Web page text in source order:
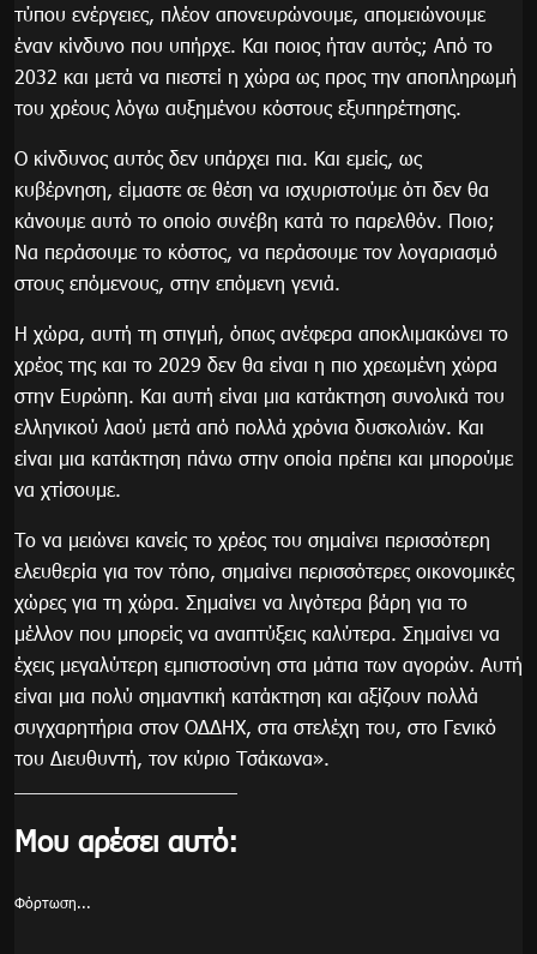
τύπου ενέργειες, πλέον απονευρώνουμε, απομειώνουμε
έναν κίνδυνο που υπήρχε. Και ποιος ήταν αυτός; Από το
2032 και μετά να πιεστεί η χώρα ως προς την αποπληρωμή
του χρέους λόγω αυξημένου κόστους εξυπηρέτησης.
Ο κίνδυνος αυτός δεν υπάρχει πια. Και εμείς, ως
κυβέρνηση, είμαστε σε θέση να ισχυριστούμε ότι δεν θα
κάνουμε αυτό το οποίο συνέβη κατά το παρελθόν. Ποιο;
Να περάσουμε το κόστος, να περάσουμε τον λογαριασμό
στους επόμενους, στην επόμενη γενιά.
Η χώρα, αυτή τη στιγμή, όπως ανέφερα αποκλιμακώνει το
χρέος της και το 2029 δεν θα είναι η πιο χρεωμένη χώρα
στην Ευρώπη. Και αυτή είναι μια κατάκτηση συνολικά του
ελληνικού λαού μετά από πολλά χρόνια δυσκολιών. Και
είναι μια κατάκτηση πάνω στην οποία πρέπει και μπορούμε
να χτίσουμε.
Το να μειώνει κανείς το χρέος του σημαίνει περισσότερη
ελευθερία για τον τόπο, σημαίνει περισσότερες οικονομικές
χώρες για τη χώρα. Σημαίνει να λιγότερα βάρη για το
μέλλον που μπορείς να αναπτύξεις καλύτερα. Σημαίνει να
έχεις μεγαλύτερη εμπιστοσύνη στα μάτια των αγορών. Αυτή
είναι μια πολύ σημαντική κατάκτηση και αξίζουν πολλά
συγχαρητήρια στον ΟΔΔΗΧ, στα στελέχη του, στο Γενικό
του Διευθυντή, τον κύριο Τσάκωνα».
Μου αρέσει αυτό:
Φόρτωση...